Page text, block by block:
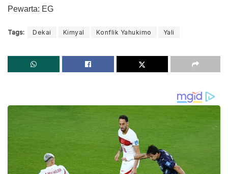
Pewarta: EG
Tags: Dekai Kimyal Konflik Yahukimo Yali